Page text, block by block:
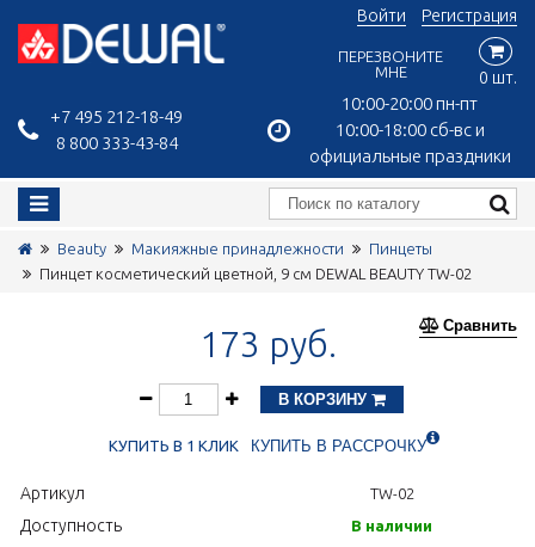
+7 495 212-18-49
8 800 333-43-84
10:00-20:00 пн-пт
10:00-18:00 сб-вс и
официальные праздники
Войти Регистрация
ПЕРЕЗВОНИТЕ
МНЕ
0 шт.
Beauty Макияжные принадлежности
Пинцеты
Пинцет косметический цветной, 9 см DEWAL BEAUTY TW-02
Сравнить
173 руб.
В КОРЗИНУ
КУПИТЬ В 1 КЛИК КУПИТЬ В РАССРОЧКУ
Артикул TW-02
Доступность В наличии